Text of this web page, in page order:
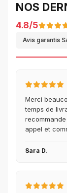
NOS
4.8/5
Avis garantis
Merci
temps de
appel et
Sara D.